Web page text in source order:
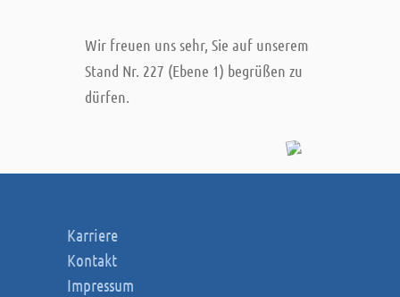
Wir freuen uns sehr, Sie auf unserem
Stand Nr. 227 (Ebene 1) begrüßen zu
dürfen.
Karriere
Kontakt
Impressum